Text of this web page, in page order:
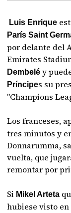
Luis Enrique
París Saint
por delante del
Emirates
Dembelé y
Príncipes su
"Champions
Los franceses,
tres minutos y
Donnarumma,
vuelta, que
remontar por
Si Mikel Arteta
hubiese visto en